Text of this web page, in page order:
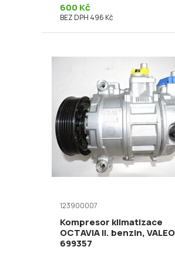
600 Kč
BEZ DPH 496 Kč
123900007
Kompresor klimatizace
OCTAVIA II. benzin, VALEO
699357